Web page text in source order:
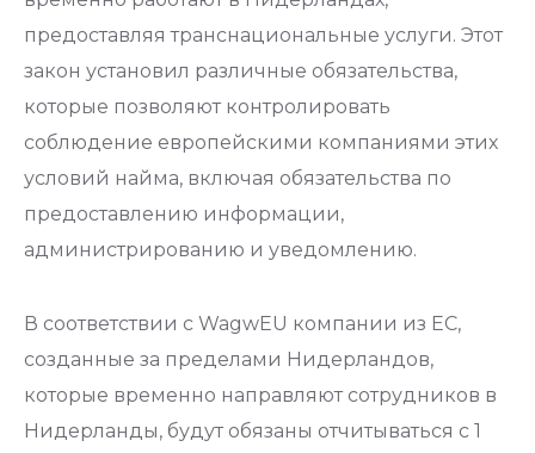
предоставляя транснациональные услуги. Этот
закон установил различные обязательства,
которые позволяют контролировать
соблюдение европейскими компаниями этих
условий найма, включая обязательства по
предоставлению информации,
администрированию и уведомлению.
В соответствии с WagwEU компании из ЕС,
созданные за пределами Нидерландов,
которые временно направляют сотрудников в
Нидерланды, будут обязаны отчитываться с 1